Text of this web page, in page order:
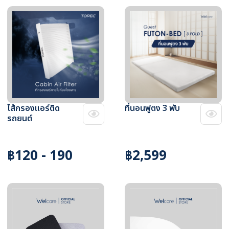
ไส้กรองแอร์ติด
รถยนต์
฿120 - 190
ที่นอนฟูตง 3 พับ
฿2,599